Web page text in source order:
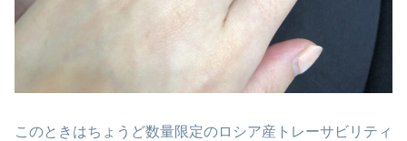
このときはちょうど数量限定のロシア産トレーサビリティ